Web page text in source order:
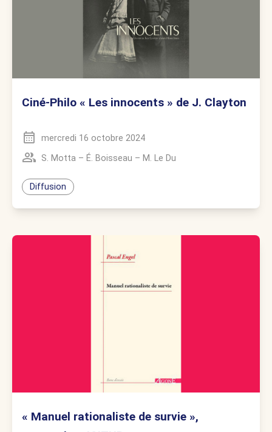
Ciné-Philo « Les innocents » de J. Clayton
mercredi 16 octobre 2024
S. Motta – É. Boisseau – M. Le Du
Diffusion
« Manuel rationaliste de survie »,